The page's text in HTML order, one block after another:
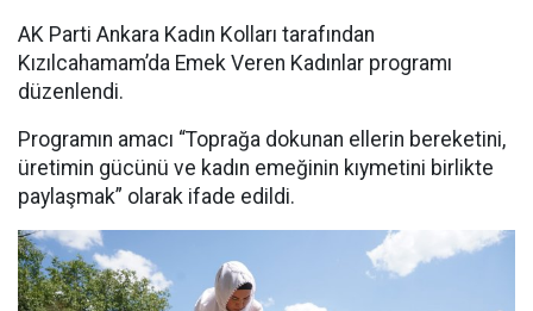
AK Parti Ankara Kadın Kolları tarafından
Kızılcahamam’da Emek Veren Kadınlar programı
düzenlendi.
Programın amacı “Toprağa dokunan ellerin bereketini,
üretimin gücünü ve kadın emeğinin kıymetini birlikte
paylaşmak” olarak ifade edildi.